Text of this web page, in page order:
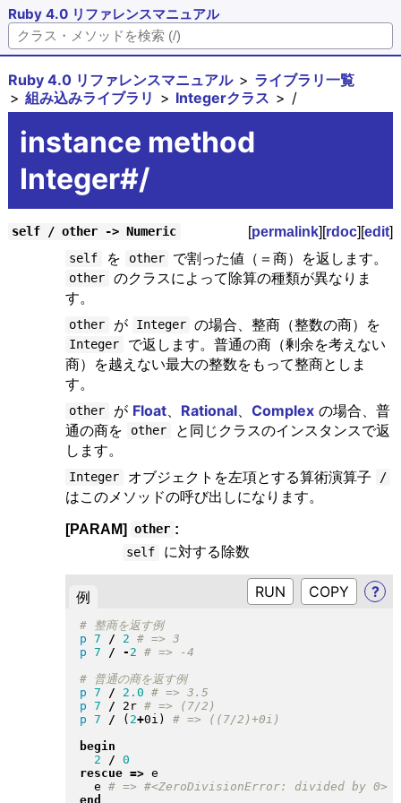
Ruby 4.0 リファレンスマニュアル
Ruby 4.0 リファレンスマニュアル
ライブラリ一覧
組み込みライブラリ
Integerクラス /
instance method
Integer#/
self / other -> Numeric [permalink][rdoc][edit]
self を other で割った値（＝商）を返します。
other
のクラスによって除算の種類が異なりま
す。
other が Integer の場合、整商（整数の商）を
Integer
で返します。普通の商（剰余を考えない
商）を越えない最大の整数をもって整商としま
す。
other が Float、 Rational、 Complexの場合、普
通の商を
other
と同じクラスのインスタンスで返
します。
Integer オブジェクトを左項とする算術演算子 /
はこのメソッドの呼び出しになります。
[PARAM] other :
self に対する除数
例 RUN ?
# 整商を返す例
p 7 / 2
p 7 / - 2
# 普通の商を返す例
p 7 / 2.0
p 7 / 2r
p 7 / ( 2+0i )
begin
2
/ 0
rescue => e
  e
end